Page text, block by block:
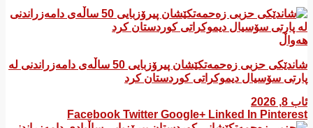
هەواڵ
شاندێکی حزبی زەحمەتکێشان پیرۆزبایی 50 ساڵەی دامەزراندنی لە
پارتی سۆسیال دیموکراتی کوردستان کرد
ئاب 8, 2026
Facebook Twitter Google+ Linked In Pinterest